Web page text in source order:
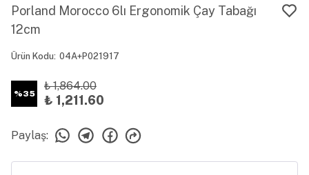
Porland Morocco 6lı Ergonomik Çay Tabağı
12cm
Ürün Kodu: 04A+P021917
%35
₺ 1,864.00
₺ 1,211.60
Paylaş: